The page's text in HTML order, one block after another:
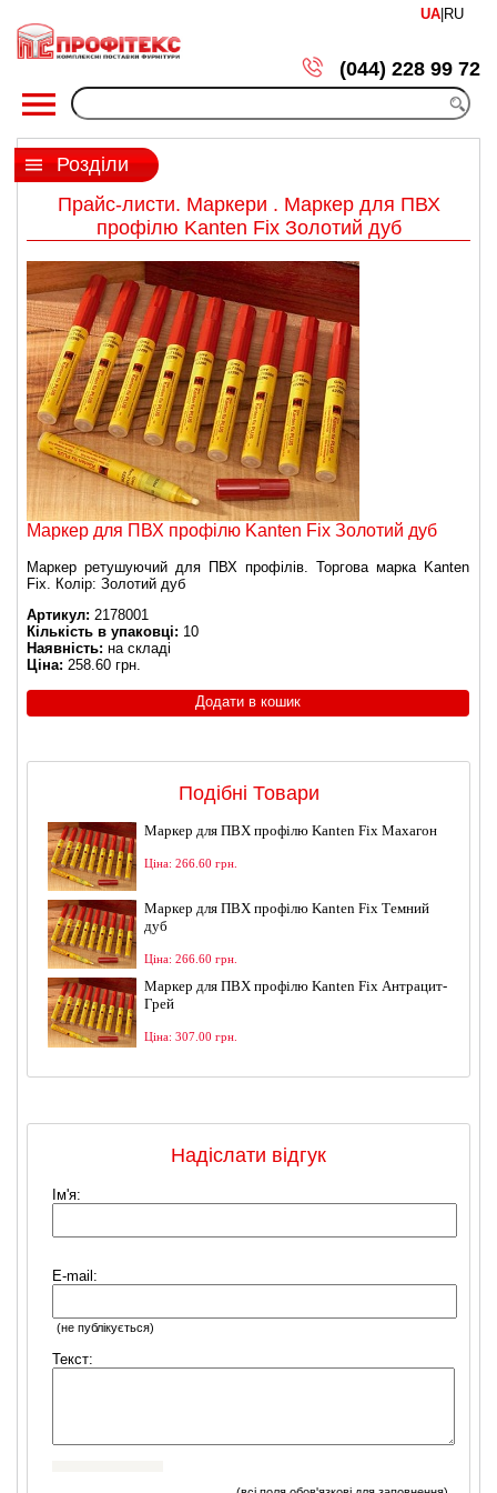
UA RU
(044) 228 99 72
Розділи
Прайс-листи. Маркери . Маркер для ПВХ
профілю Kanten Fix Золотий дуб
Маркер для ПВХ профілю Kanten Fix Золотий дуб
Маркер ретушуючий для ПВХ профілів. Торгова марка Kanten
Fix. Колір: Золотий дуб
Артикул: 2178001
Кількість в упаковці: 10
Наявність: на складі
Ціна: 258.60 грн.
Подібні Товари
Маркер для ПВХ профілю Kanten Fix Махагон
Ціна: 266.60 грн.
Маркер для ПВХ профілю Kanten Fix Темний
дуб
Ціна: 266.60 грн.
Маркер для ПВХ профілю Kanten Fix Антрацит-
Грей
Ціна: 307.00 грн.
Надіслати відгук
Ім'я:
E-mail:
(не публікується)
Текст: